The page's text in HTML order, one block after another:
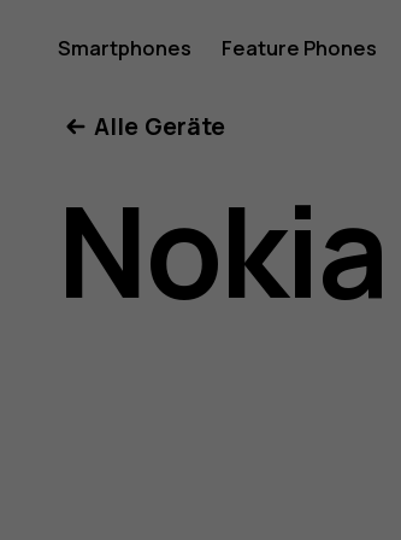
Nokia
Smartphones Feature Phones
Alle Geräte